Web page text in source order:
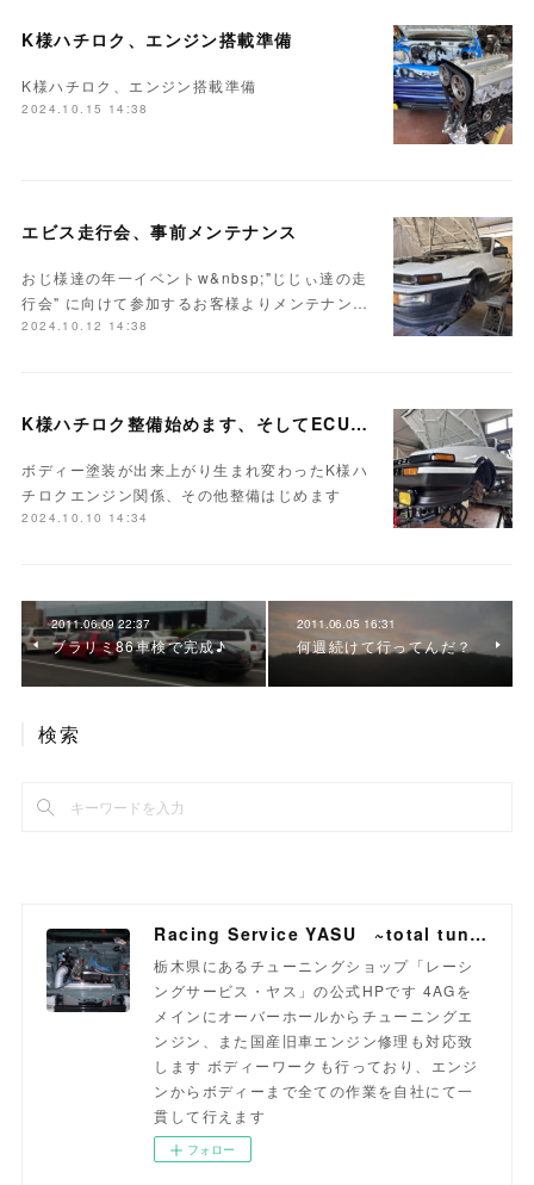
K様ハチロク、エンジン搭載準備
K様ハチロク、エンジン搭載準備
2024.10.15 14:38
エビス走行会、事前メンテナンス
おじ様達の年一イベントw&nbsp;"じじぃ達の走
行会" に向けて参加するお客様よりメンテナン…
2024.10.12 14:38
K様ハチロク整備始めます、そしてECUセッティング
ボディー塗装が出来上がり生まれ変わったK様ハ
チロクエンジン関係、その他整備はじめます
2024.10.10 14:34
2011.06.09 22:37
ブラリミ86車検で完成♪
2011.06.05 16:31
何週続けて行ってんだ？
検索
Racing Service YASU ~total tuning proshop~
栃木県にあるチューニングショップ「レーシ
ングサービス・ヤス」の公式HPです 4AGを
メインにオーバーホールからチューニングエ
ンジン、また国産旧車エンジン修理も対応致
します ボディーワークも行っており、エンジ
ンからボディーまで全ての作業を自社にて一
貫して行えます
フォロー